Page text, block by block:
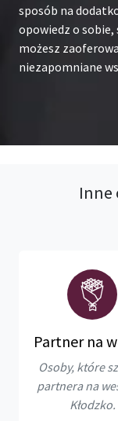
sposób na
opowiedz o
możesz
niezapomniane
Inne
Partner na
Osoby, które
partnera na
Kłodzko.